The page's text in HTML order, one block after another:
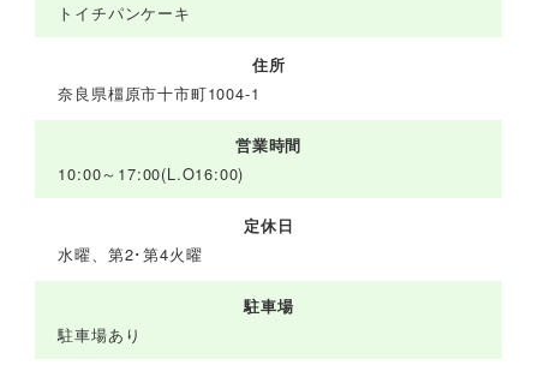
トイチパンケーキ
住所
奈良県橿原市十市町1004-1
営業時間
10:00～17:00(L.O16:00)
定休日
水曜、第2･第4火曜
駐車場
駐車場あり